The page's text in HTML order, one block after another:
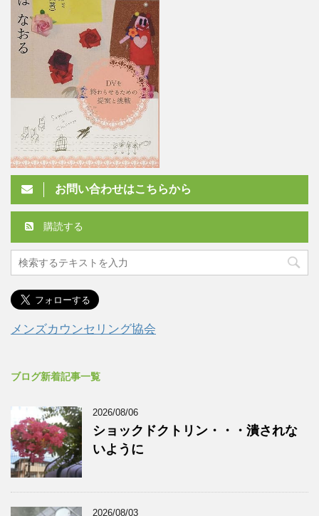
お問い合わせはこちらから
購読する
メンズカウンセリング協会
ブログ新着記事一覧
2026/08/06
ショックドクトリン・・・潰されな
いように
2026/08/03